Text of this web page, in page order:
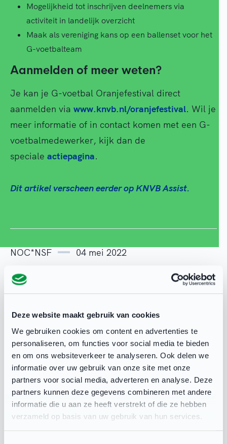
Deze website maakt gebruik van cookies
We gebruiken cookies om content en advertenties te
personaliseren, om functies voor social media te bieden
en om ons websiteverkeer te analyseren. Ook delen we
informatie over uw gebruik van onze site met onze
partners voor social media, adverteren en analyse. Deze
partners kunnen deze gegevens combineren met andere
informatie die u aan ze heeft verstrekt of die ze hebben
verzameld op basis van uw gebruik van hun services.
Mogelijkheid tot inschrijven deelnemers via
activiteit in landelijk overzicht
Maak als vereniging kans op een ballenset voor het
G-voetbalteam
Aanmelden of meer weten?
Je kan je G-voetbal Oranjefestival direct
aanmelden via www.knvb.nl/oranjefestival. Wil je
meer informatie of in contact komen met een G-
voetbalmedewerker, kijk dan de
speciale actiepagina.
Dit artikel verscheen eerder op KNVB Assist.
NOC*NSF 04 mei 2022
Deel deze pagina
Gerelateerd